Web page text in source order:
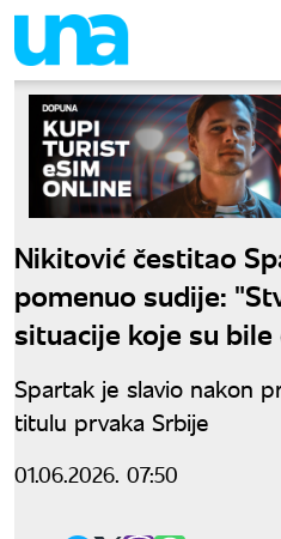
Nikitović čestitao
pomenuo sudije:
situacije koje su bile
Spartak je slavio nakon
titulu prvaka Srbije
01.06.2026. 07:50